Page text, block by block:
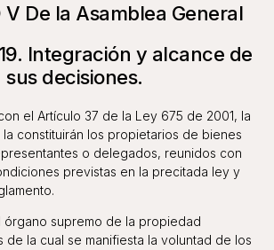
V De la Asamblea General
Integración y alcance de
sus decisiones.
el Artículo 37 de la Ley 675 de 2001, la
constituirán los propietarios de bienes
o delegados, reunidos con
previstas en la precitada ley y
órgano supremo de la propiedad
de la cual se manifiesta la voluntad de los